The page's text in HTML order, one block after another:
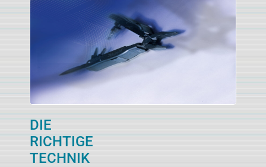
DIE
RICHTIGE
TECHNIK